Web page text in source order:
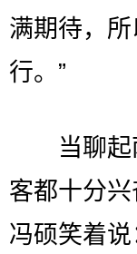
满期待，
行。”
当聊起两
客都十分
冯硕笑着